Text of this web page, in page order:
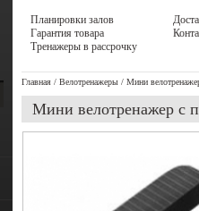
Планировки залов
Гарантия товара
Тренажеры в рассрочку
Главная / Велотренажеры / Мини
Мини велотренажер с